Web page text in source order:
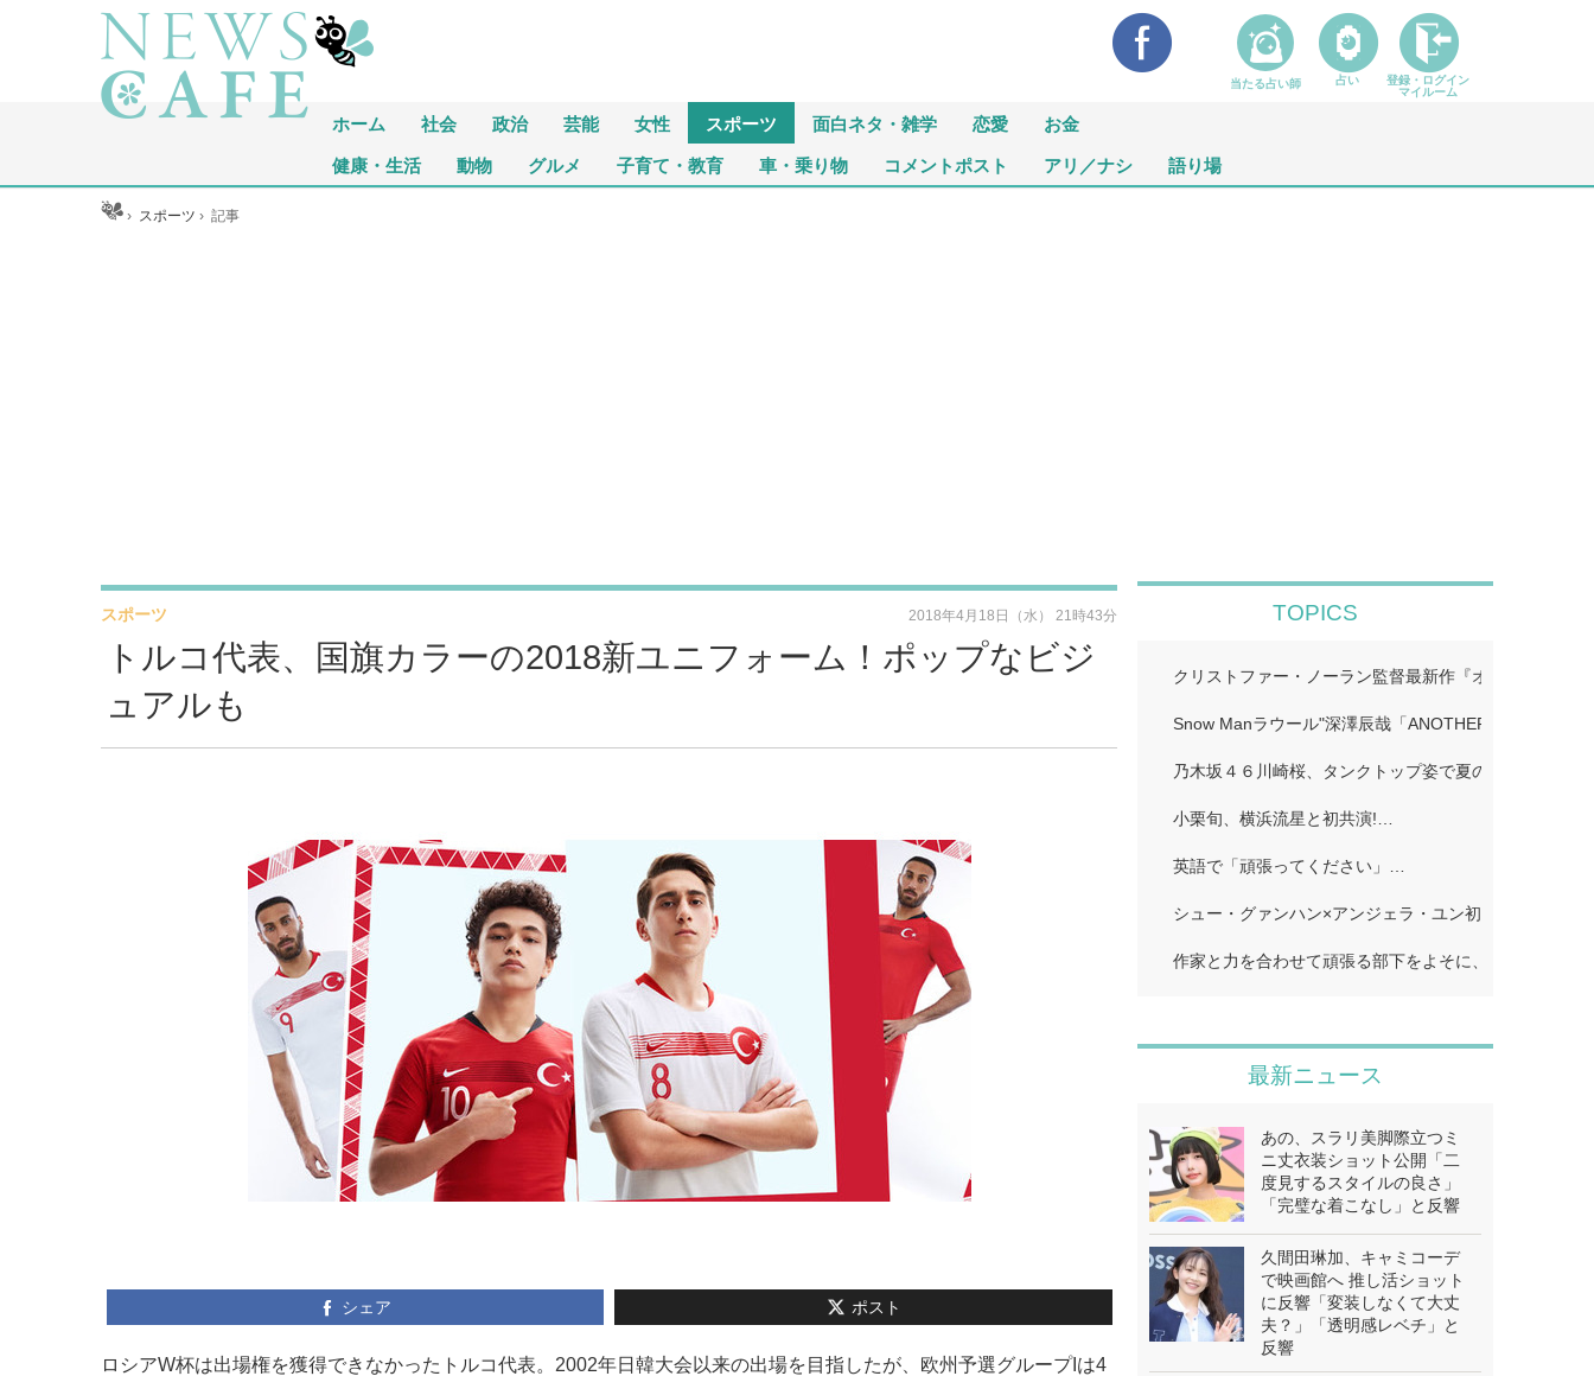
ホーム 社会 政治 芸能 女性 スポーツ 面白ネタ・雑学 恋愛 お金
健康・生活 動物 グルメ 子育て・教育 車・乗り物 コメントポスト アリ／ナシ 語り場
ホーム › スポーツ ›記事
トルコ代表、国旗カラーの2018新ユニフォーム！ポップなビジ
ュアルも
スポーツ 2018年4月18日（水） 21時43分
シェア ポスト
ロシアW杯は出場権を獲得できなかったトルコ代表。2002年日韓大会以来の出場を目指したが、欧州予選グループIは4
TOPICS
クリストファー・ノーラン監督最新作『オデュッセイ
Snow Manラウール"深澤辰哉「ANOTHER SKY」…
乃木坂４６川崎桜、タンクトップ姿で夏のワンシーン
小栗旬、横浜流星と初共演!…
英語で「頑張ってください」…
シュー・グァンハン×アンジェラ・ユン初共演…
作家と力を合わせて頑張る部下をよそに、上司は陰で
最新ニュース
あの、スラリ美脚際立つミ
ニ丈衣装ショット公開「二
度見するスタイルの良さ」
「完璧な着こなし」と反響
久間田琳加、キャミコーデ
で映画館へ 推し活ショット
に反響「変装しなくて大丈
夫？」「透明感レベチ」と
反響
当たる占い師 占い
登録・ログイン
マイルーム